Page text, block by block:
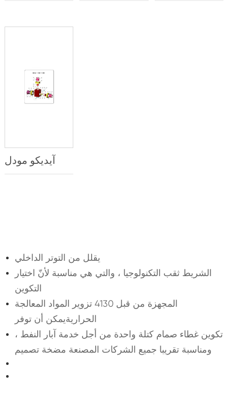
آیدیکو مودل
يقلل من التوتر الداخلي
الشريط ثقب التكنولوجيا ، والتي هي مناسبة لأنّ اختيار
التكوين
المجهزة من قبل 4130 تزوير المواد المعالجة
الحراريةيمكن أن توفر
تكوين غطاء صمام كتلة واحدة من أجل خدمة آبار النفط ،
ومناسبة تقريبا جميع الشركات المصنعة مضخة تصميم